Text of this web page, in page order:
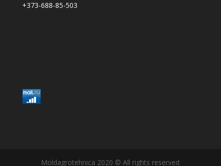
+373-688-85-503
Moldagrotehnica 2020 © All rights reserved